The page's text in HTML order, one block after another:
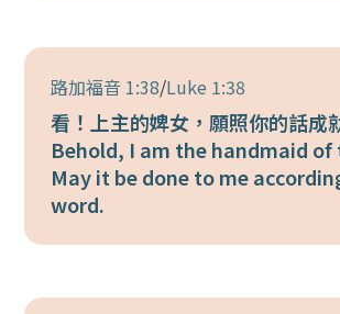
路加福音 1:38/Luke 1:38
看！上主的婢女，願照你的話成
Behold, I am the handmaid of
May it be done to me
word.